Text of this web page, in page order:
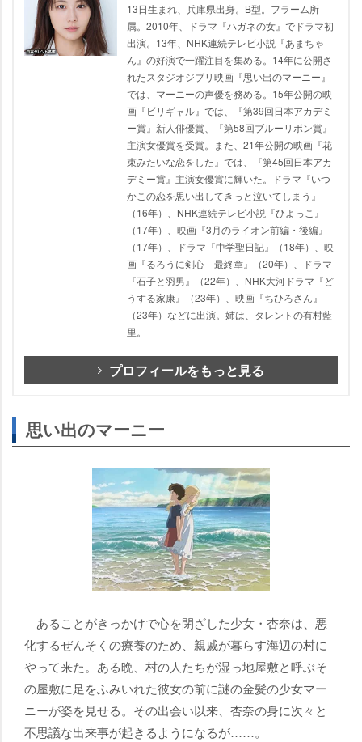
13日生まれ、兵庫県出身。B型。フラーム所
属。2010年、ドラマ『ハガネの女』でドラマ初
出演。13年、NHK連続テレビ小説『あまちゃ
ん』の好演で一躍注目を集める。14年に公開さ
れたスタジオジブリ映画『思い出のマーニー』
では、マーニーの声優を務める。15年公開の映
画『ビリギャル』では、『第39回日本アカデミ
ー賞』新人俳優賞、『第58回ブルーリボン賞』
主演女優賞を受賞。また、21年公開の映画『花
束みたいな恋をした』では、『第45回日本アカ
デミー賞』主演女優賞に輝いた。ドラマ『いつ
かこの恋を思い出してきっと泣いてしまう』
（16年）、NHK連続テレビ小説『ひよっこ』
（17年）、映画『3月のライオン前編・後編』
（17年）、ドラマ『中学聖日記』（18年）、映
画『るろうに剣心 最終章』（20年）、ドラマ
『石子と羽男』（22年）、NHK大河ドラマ『ど
うする家康』（23年）、映画『ちひろさん』
（23年）などに出演。姉は、タレントの有村藍
里。
プロフィールをもっと見る
思い出のマーニー
あることがきっかけで心を閉ざした少女・杏奈は、悪
化するぜんそくの療養のため、親戚が暮らす海辺の村に
って来た。ある晩、村の人たちが湿っ地屋敷と呼ぶそ
の屋敷に足をふみいれた彼女の前に謎の金髪の少女マー
ニーが姿を見せる。その出会い以来、杏奈の身に次々と
不思議な出来事が起きるようになるが……。